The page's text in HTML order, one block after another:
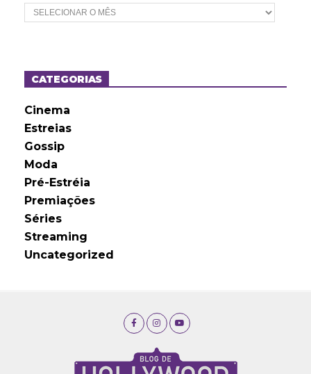
A
r
o
sCATEGORIAS
Cinema
Estreias
Gossip
Moda
Pré-Estréia
Premiações
Séries
Streaming
Uncategorized